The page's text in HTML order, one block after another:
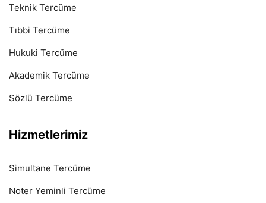
Teknik Tercüme
Tıbbi Tercüme
Hukuki Tercüme
Akademik Tercüme
Sözlü Tercüme
Hizmetlerimiz
Simultane Tercüme
Noter Yeminli Tercüme